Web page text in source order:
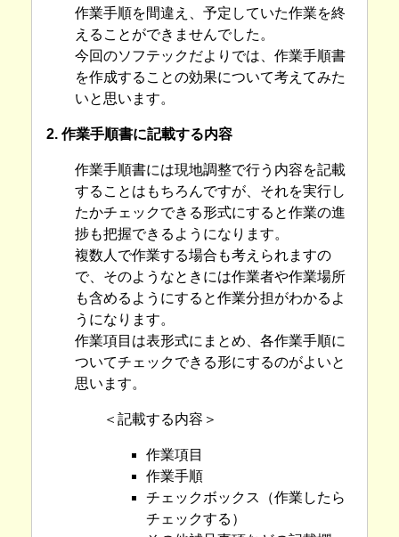
作業手順を間違え、予定していた作業を終
えることができませんでした。
今回のソフテックだよりでは、作業手順書
を作成することの効果について考えてみた
いと思います。
2. 作業手順書に記載する内容
作業手順書には現地調整で行う内容を記載
することはもちろんですが、それを実行し
たかチェックできる形式にすると作業の進
捗も把握できるようになります。
複数人で作業する場合も考えられますの
で、そのようなときには作業者や作業場所
も含めるようにすると作業分担がわかるよ
うになります。
作業項目は表形式にまとめ、各作業手順に
ついてチェックできる形にするのがよいと
思います。
＜記載する内容＞
作業項目
作業手順
チェックボックス（作業したら
チェックする）